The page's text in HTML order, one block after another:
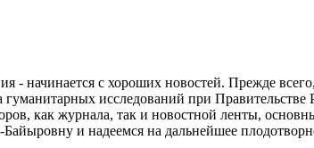
- начинается с хороших новостей. Прежде
гуманитарных исследований при
как журнала, так и новостной ленты,
и надеемся на дальнейшее